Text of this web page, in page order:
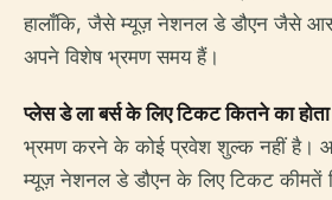
हालाँकि, जैसे म्यूज़ नेशनल डे डौएन जैसे
अपने विशेष भ्रमण समय हैं।
प्लेस डे ला बर्स के लिए टिकट कितने का
भ्रमण करने के कोई प्रवेश शुल्क नहीं है।
म्यूज़ नेशनल डे डौएन के लिए टिकट कीमतें